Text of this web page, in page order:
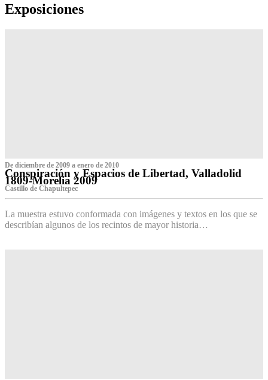
Exposiciones
De diciembre de 2009 a enero de 2010
Conspiración y Espacios de Libertad, Valladolid
1809-Morelia 2009
Castillo de Chapultepec
La muestra estuvo conformada con imágenes y textos en los que se
describían algunos de los recintos de mayor historia…